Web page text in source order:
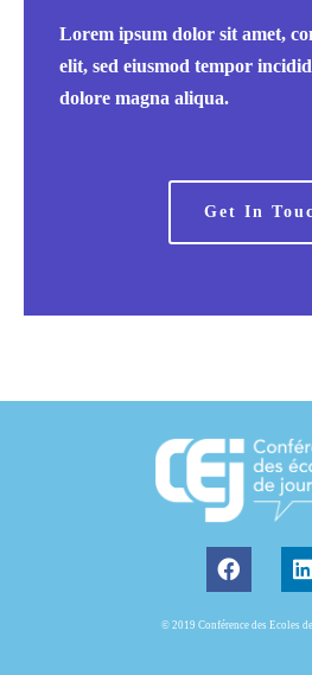
Lorem ipsum dolor sit amet,
elit, sed eiusmod tempor
dolore magna aliqua.
Get In
© 2019 Conférence des Ecoles